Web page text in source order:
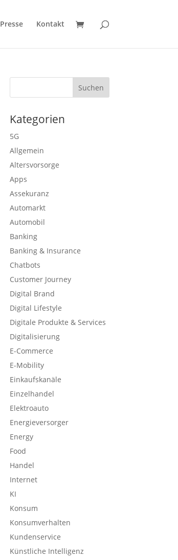
Presse Kontakt
Kategorien
5G
Allgemein
Altersvorsorge
Apps
Assekuranz
Automarkt
Automobil
Banking
Banking & Insurance
Chatbots
Customer Journey
Digital Brand
Digital Lifestyle
Digitale Produkte & Services
Digitalisierung
E-Commerce
E-Mobility
Einkaufskanäle
Einzelhandel
Elektroauto
Energieversorger
Energy
Food
Handel
Internet
KI
Konsum
Konsumverhalten
Kundenservice
Künstliche Intelligenz